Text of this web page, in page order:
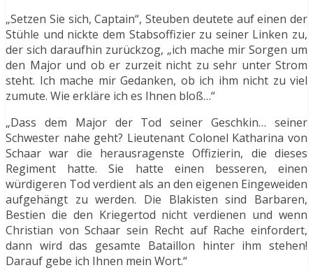
„Setzen Sie sich, Captain“, Steuben deutete auf einen der
Stühle und nickte dem Stabsoffizier zu seiner Linken zu,
der sich daraufhin zurückzog, „ich mache mir Sorgen um
den Major und ob er zurzeit nicht zu sehr unter Strom
steht. Ich mache mir Gedanken, ob ich ihm nicht zu viel
zumute. Wie erkläre ich es Ihnen bloß…“
„Dass dem Major der Tod seiner Geschkin… seiner
Schwester nahe geht? Lieutenant Colonel Katharina von
Schaar war die herausragenste Offizierin, die dieses
Regiment hatte. Sie hatte einen besseren, einen
würdigeren Tod verdient als an den eigenen Eingeweiden
aufgehängt zu werden. Die Blakisten sind Barbaren,
Bestien die den Kriegertod nicht verdienen und wenn
Christian von Schaar sein Recht auf Rache einfordert,
dann wird das gesamte Bataillon hinter ihm stehen!
Darauf gebe ich Ihnen mein Wort.“